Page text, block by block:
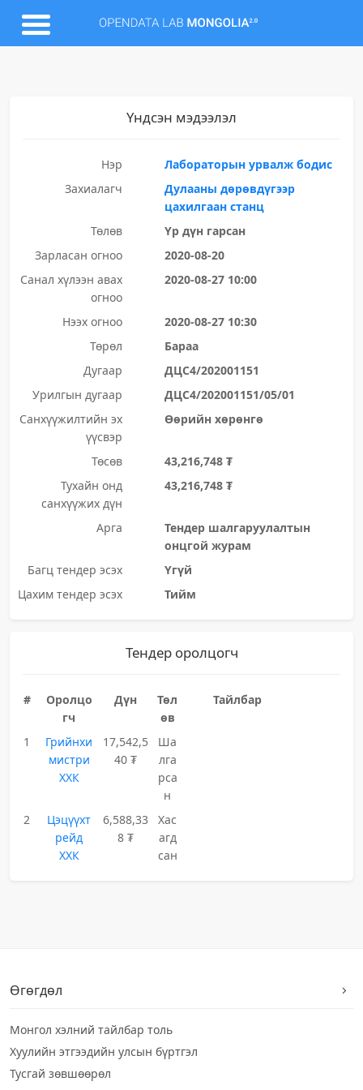
Үндсэн мэдээлэл
Нэр
Лабораторын урвалж бодис
Захиалагч
Дулааны дөрөвдүгээр
цахилгаан станц
Төлөв
Үр дүн гарсан
Зарласан огноо
2020-08-20
Санал хүлээн авах
огноо
2020-08-27 10:00
Нээх огноо
2020-08-27 10:30
Төрөл
Бараа
Дугаар
ДЦС4/202001151
Урилгын дугаар
ДЦС4/202001151/05/01
Санхүүжилтийн эх
үүсвэр
Өөрийн хөрөнгө
Төсөв
43,216,748 ₮
Тухайн онд
санхүүжих дүн
43,216,748 ₮
Арга
Тендер шалгаруулалтын
онцгой журам
Багц тендер эсэх
Үгүй
Цахим тендер эсэх
Тийм
Тендер оролцогч
#
Оролцо
гч
Дүн
Төл
өв
Тайлбар
1
Грийнхи
мистри
ХХК
17,542,5
40 ₮
Ша
лга
рса
н
2
Цэцүүхт
рейд
ХХК
6,588,33
8 ₮
Хас
агд
сан
Өгөгдөл
Монгол хэлний тайлбар толь
Хуулийн этгээдийн улсын бүртгэл
Тусгай зөвшөөрөл